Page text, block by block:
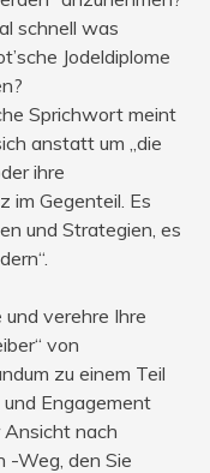
schnell was
Jodeldiplome
Sprichwort meint
anstatt um „die
ihre
im Gegenteil. Es
und Strategien, es
verehre Ihre
von
zu einem Teil
Engagement
Ansicht nach
-Weg, den Sie